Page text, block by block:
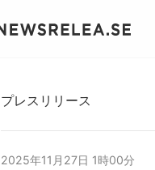
プレスリリース
2025年11月27日 1時00分